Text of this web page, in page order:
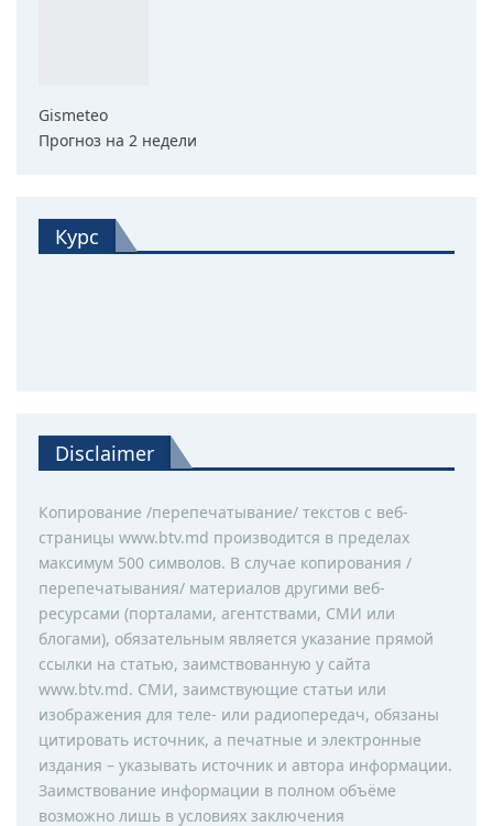
Gismeteo
Прогноз на 2 недели
Курс
Disclaimer
Копирование /перепечатывание/ текстов с веб-
страницы www.btv.md производится в пределах
максимум 500 символов. В случае копирования /
перепечатывания/ материалов другими веб-
ресурсами (порталами, агентствами, СМИ или
блогами), обязательным является указание прямой
ссылки на статью, заимствованную у сайта
www.btv.md. СМИ, заимствующие статьи или
изображения для теле- или радиопередач, обязаны
цитировать источник, а печатные и электронные
издания – указывать источник и автора информации.
Заимствование информации в полном объёме
возможно лишь в условиях заключения